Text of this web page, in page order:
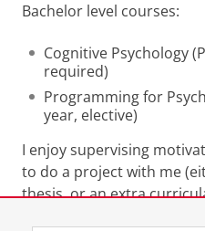
Bachelor level courses:
Cognitive Psychology
required)
Programming for
year, elective)
I enjoy supervising
to do a project with me
thesis, or an extra